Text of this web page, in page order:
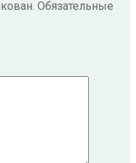
Обязательные